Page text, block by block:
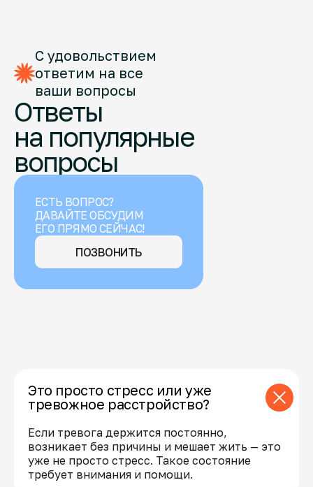
С удовольствием
ответим на все
ваши вопросы
Ответы
на популярные
вопросы
ЕСТЬ ВОПРОС?
ДАВАЙТЕ ОБСУДИМ
ЕГО ПРЯМО СЕЙЧАС!
ПОЗВОНИТЬ
Это просто стресс или уже
тревожное расстройство?
Если тревога держится постоянно,
возникает без причины и мешает жить — это
уже не просто стресс. Такое состояние
требует внимания и помощи.